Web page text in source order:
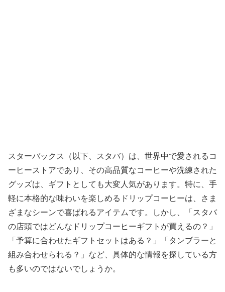
スターバックス（以下、スタバ）は、世界中で愛されるコ
ーヒーストアであり、その高品質なコーヒーや洗練された
グッズは、ギフトとしても大変人気があります。特に、手
軽に本格的な味わいを楽しめるドリップコーヒーは、さま
ざまなシーンで喜ばれるアイテムです。しかし、「スタバ
の店頭ではどんなドリップコーヒーギフトが買えるの？」
「予算に合わせたギフトセットはある？」「タンブラーと
組み合わせられる？」など、具体的な情報を探している方
も多いのではないでしょうか。